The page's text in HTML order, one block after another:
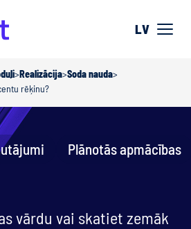
LV
>Realizācija>Soda nauda>
rēķinu?
Plānotās apmācības
vārdu vai skatiet zemāk